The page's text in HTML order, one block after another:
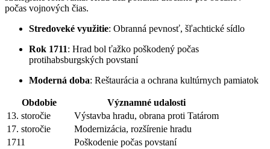
počas vojnových čias.
Stredoveké využitie: Obranná pevnosť, šľachtické sídlo
Rok 1711: Hrad bol ťažko poškodený počas
protihabsburgských povstaní
Moderná doba: Reštaurácia a ochrana kultúrnych pamiatok
Obdobie
Významné udalosti
13. storočie
Výstavba hradu, obrana proti Tatárom
17. storočie
Modernizácia, rozšírenie hradu
1711
Poškodenie počas povstaní